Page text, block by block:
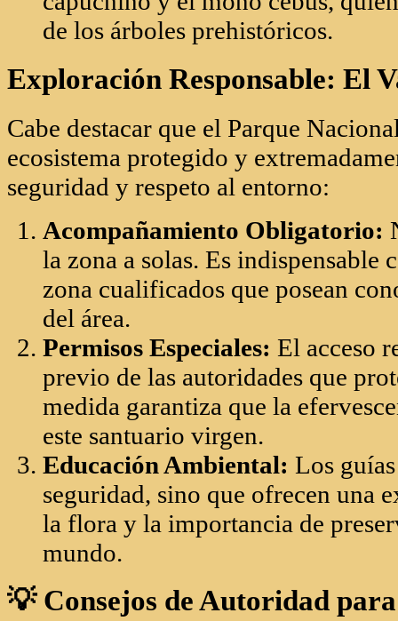
Acompañamiento Obligatorio:
la zona a solas. Es indispensable
zona cualificados que posean
del área.
Permisos Especiales:El acceso
previo de las autoridades que
medida garantiza que la
este santuario virgen.
Educación Ambiental:Los
seguridad, sino que ofrecen una
la flora y la importancia de
mundo.
💡 Consejos de Autoridad
Para que tu estancia en el
cadaEuro (€)invertido en la
opinaviajes.com:
Salud y Vacunación:Al ser una
asegúrate de tener al día tus
primeros auxilios completo con